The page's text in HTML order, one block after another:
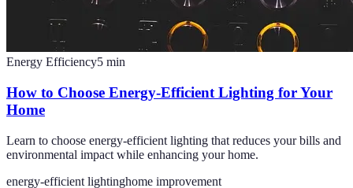
Energy Efficiency5 min
How to Choose Energy-Efficient Lighting for Your
Home
Learn to choose energy-efficient lighting that reduces your bills and
environmental impact while enhancing your home.
energy-efficient lightinghome improvement